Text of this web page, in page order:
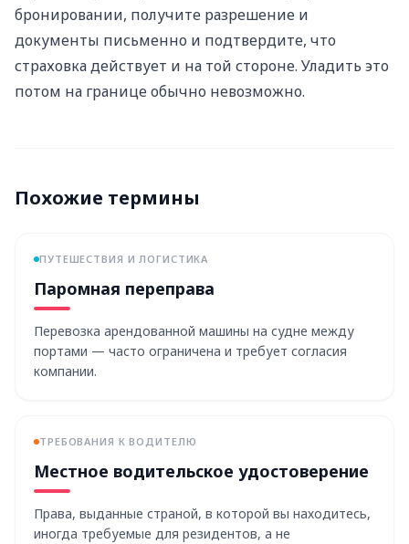
бронировании, получите разрешение и
документы письменно и подтвердите, что
страховка действует и на той стороне. Уладить это
потом на границе обычно невозможно.
Похожие термины
ПУТЕШЕСТВИЯ И ЛОГИСТИКА
Паромная переправа
Перевозка арендованной машины на судне между
портами — часто ограничена и требует согласия
компании.
ТРЕБОВАНИЯ К ВОДИТЕЛЮ
Местное водительское удостоверение
Права, выданные страной, в которой вы находитесь,
иногда требуемые для резидентов, а не